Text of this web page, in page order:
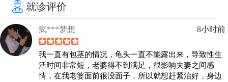
就诊评价
疯***梦想 8小时前
我一直有包茎的情况，龟头一直不能露出来，导致性生
活时间非常短，老婆得不到满足，很影响夫妻之间感
情，在我老婆面前很没面子，所以就想赶紧治好，身边